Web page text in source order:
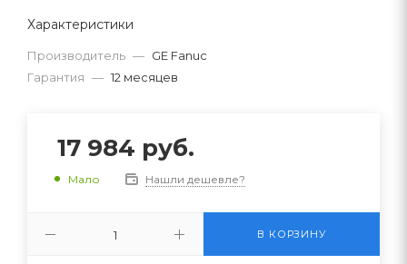
Характеристики
Производитель — GE Fanuc
Гарантия — 12 месяцев
17 984 руб.
Мало Нашли дешевле?
В КОРЗИНУ